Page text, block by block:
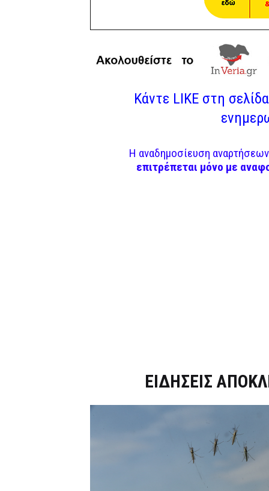
Κάντε LIKE στη
Η αναδημοσίευση
επιτρέπεται μόνο με
ΕΙΔΗΣΕΙΣ